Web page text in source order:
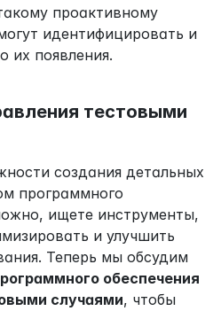
проактивному
идентифицировать и
их появления.
тестовыми
создания детальных
программного
ищете инструменты,
и улучшить
Теперь мы обсудим
обеспечения
случаями, чтобы